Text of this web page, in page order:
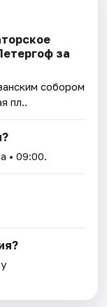
за
собором
пл..
• 09:00.